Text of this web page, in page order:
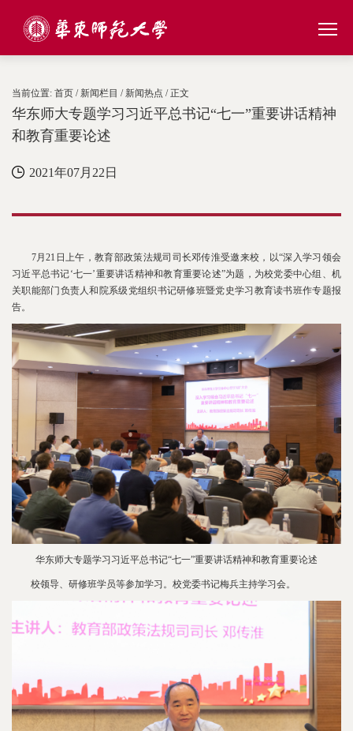
当前位置: 首页 / 新闻栏目 / 新闻热点 / 正文
华东师大专题学习习近平总书记“七一”重要讲话精神
和教育重要论述
2021年07月22日
7月21日上午，教育部政策法规司司长邓传淮受邀来校，以“深入学习领会
习近平总书记‘七一’重要讲话精神和教育重要论述”为题，为校党委中心组、机
关职能部门负责人和院系级党组织书记研修班暨党史学习教育读书班作专题报
告。
华东师大专题学习习近平总书记“七一”重要讲话精神和教育重要论述
校领导、研修班学员等参加学习。校党委书记梅兵主持学习会。